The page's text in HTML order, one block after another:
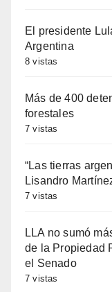
El presidente
Argentina
8 vistas
Más de 400
forestales
7 vistas
“Las tierras
Lisandro
7 vistas
LLA no sumó
de la Propiedad
el Senado
7 vistas